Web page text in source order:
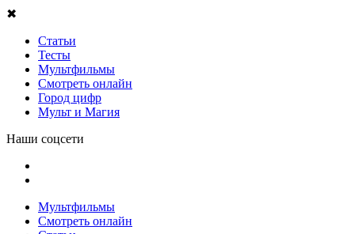
✖
Статьи
Тесты
Мультфильмы
Смотреть онлайн
Город цифр
Мульт и Магия
Наши соцсети
Мультфильмы
Смотреть онлайн